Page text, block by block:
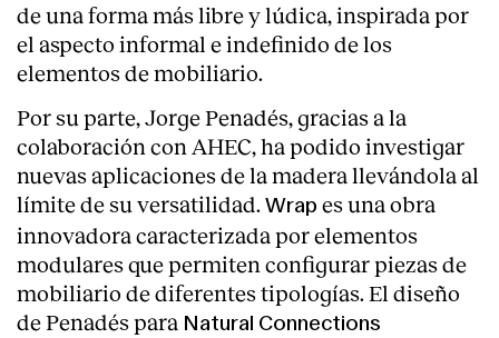
de una forma más libre y lúdica, inspirada por
el aspecto informal e indefinido de los
elementos de mobiliario.
Por su parte, Jorge Penadés, gracias a la
colaboración con AHEC, ha podido investigar
nuevas aplicaciones de la madera llevándola al
límite de su versatilidad. Wrap es una obra
innovadora caracterizada por elementos
modulares que permiten configurar piezas de
mobiliario de diferentes tipologías. El diseño
de Penadés para Natural Connections